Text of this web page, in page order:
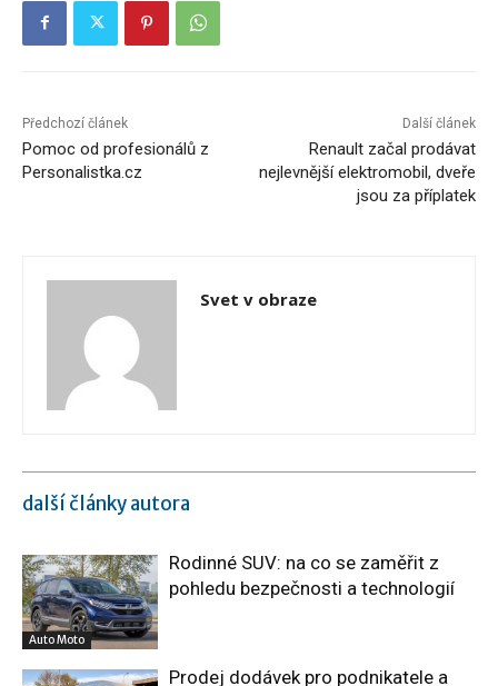
Předchozí článek
Pomoc od profesionálů z
Personalistka.cz
Další článek
Renault začal prodávat
nejlevnější elektromobil, dveře
jsou za příplatek
Svet v obraze
další články autora
Auto Moto
Rodinné SUV: na co se zaměřit z
pohledu bezpečnosti a technologií
Prodej dodávek pro podnikatele a